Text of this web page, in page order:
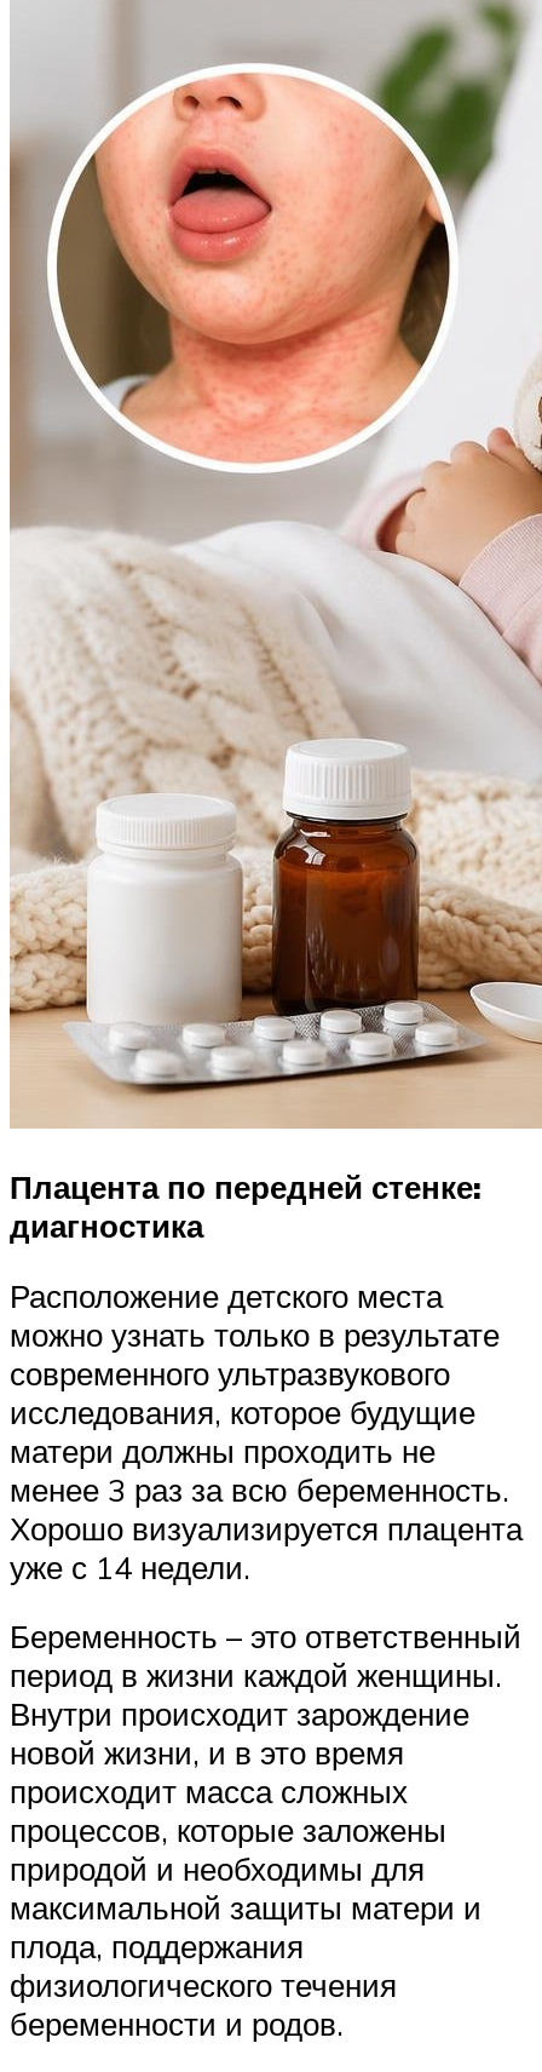
Плацента по передней стенке:
диагностика
Расположение детского места
можно узнать только в результате
современного ультразвукового
исследования, которое будущие
матери должны проходить не
менее 3 раз за всю беременность.
Хорошо визуализируется плацента
уже с 14 недели.
Беременность – это ответственный
период в жизни каждой женщины.
Внутри происходит зарождение
новой жизни, и в это время
происходит масса сложных
процессов, которые заложены
природой и необходимы для
максимальной защиты матери и
плода, поддержания
физиологического течения
беременности и родов.